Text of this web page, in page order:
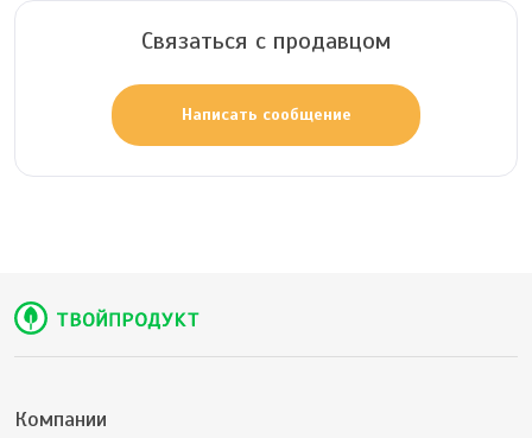
Связаться с продавцом
Написать сообщение
Компании